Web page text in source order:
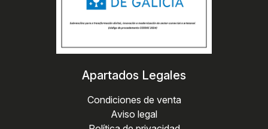
Apartados Legales
Condiciones de venta
Aviso legal